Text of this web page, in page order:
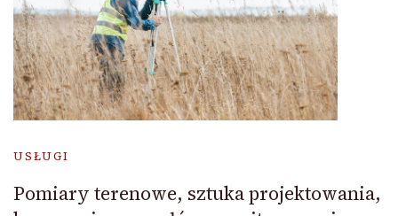
USŁUGI
Pomiary terenowe, sztuka projektowania,